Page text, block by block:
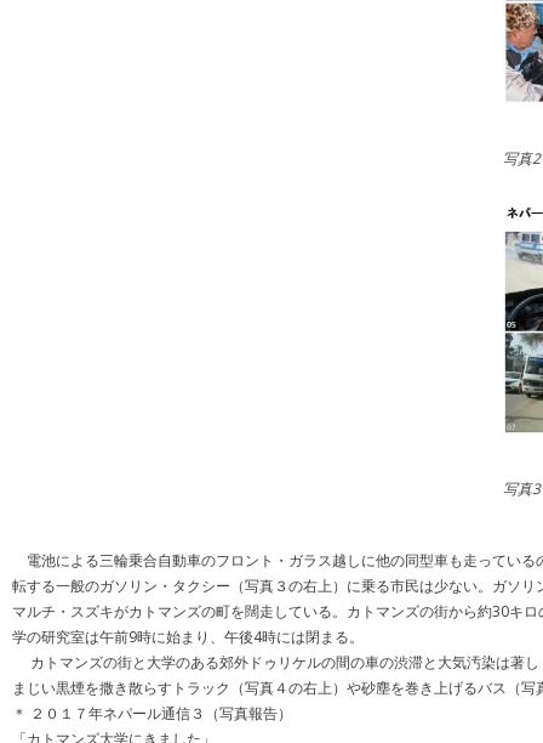
写真
写真
電池による三輪乗合自動車のフロント・ガラス越しに他の同型車も走ってい
転する一般のガソリン・タクシー（写真３の右上）に乗る市民は少ない。ガソ
マルチ・スズキがカトマンズの町を闊走している。カトマンズの街から約30キ
学の研究室は午前9時に始まり、午後4時には閉まる。
カトマンズの街と大学のある郊外ドゥリケルの間の車の渋滞と大気汚染は著
まじい黒煙を撒き散らすトラック（写真４の右上）や砂塵を巻き上げるバス（
＊ ２０１７年ネパール通信３（写真報告）